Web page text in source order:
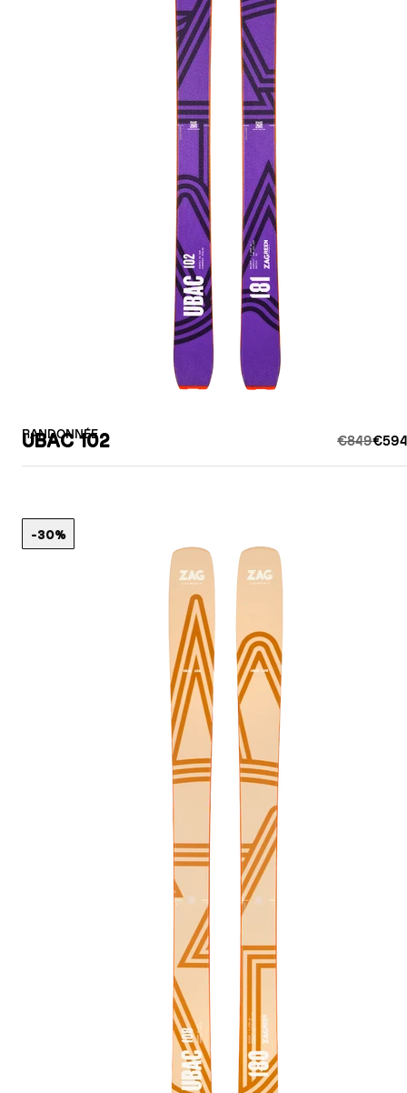
RANDONNÉE
UBAC 102 €849
-30%